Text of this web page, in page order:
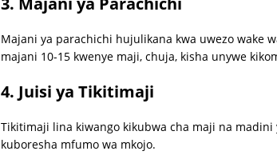
Majani ya parachichi hujulikana kwa uwezo wake
majani 10-15 kwenye maji, chuja, kisha unywe
4. Juisi ya Tikitimaji
Tikitimaji lina kiwango kikubwa cha maji na
kuboresha mfumo wa mkojo.